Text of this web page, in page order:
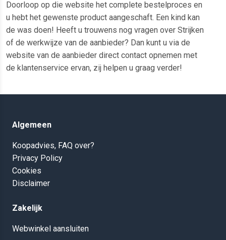
Doorloop op die website het complete bestelproces en
u hebt het gewenste product aangeschaft. Een kind kan
de was doen! Heeft u trouwens nog vragen over Strijken
of de werkwijze van de aanbieder? Dan kunt u via de
website van de aanbieder direct contact opnemen met
de klantenservice ervan, zij helpen u graag verder!
Algemeen
Koopadvies, FAQ over?
Privacy Policy
Cookies
Disclaimer
Zakelijk
Webwinkel aansluiten